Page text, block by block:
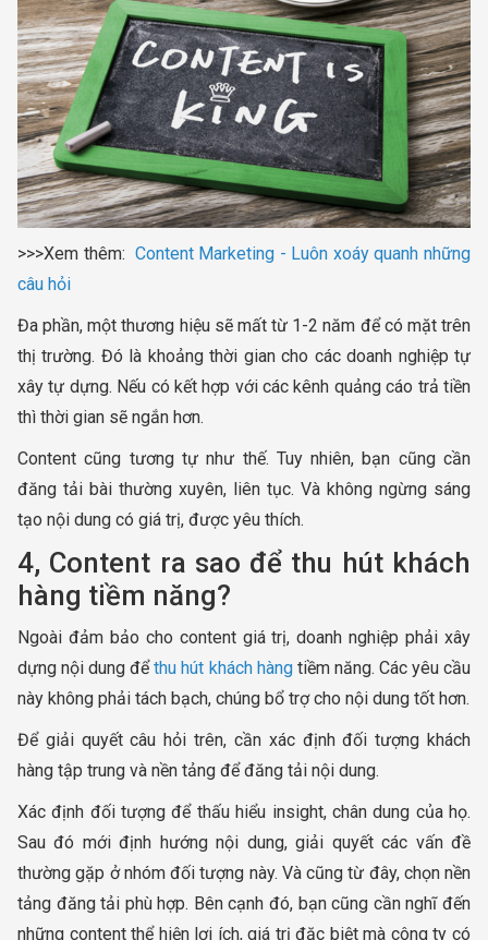
>>>Xem thêm: Content Marketing - Luôn xoáy quanh những
câu hỏi
Đa phần, một thương hiệu sẽ mất từ 1-2 năm để có mặt trên
thị trường. Đó là khoảng thời gian cho các doanh nghiệp tự
xây tự dựng. Nếu có kết hợp với các kênh quảng cáo trả tiền
thì thời gian sẽ ngắn hơn.
Content cũng tương tự như thế. Tuy nhiên, bạn cũng cần
đăng tải bài thường xuyên, liên tục. Và không ngừng sáng
tạo nội dung có giá trị, được yêu thích.
4, Content ra sao để thu hút khách
hàng tiềm năng?
Ngoài đảm bảo cho content giá trị, doanh nghiệp phải xây
dựng nội dung đểthu hút khách hàngtiềm năng. Các yêu cầu
này không phải tách bạch, chúng bổ trợ cho nội dung tốt hơn.
Để giải quyết câu hỏi trên, cần xác định đối tượng khách
hàng tập trung và nền tảng để đăng tải nội dung.
Xác định đối tượng để thấu hiểu insight, chân dung của họ.
Sau đó mới định hướng nội dung, giải quyết các vấn đề
thường gặp ở nhóm đối tượng này. Và cũng từ đây, chọn nền
tảng đăng tải phù hợp. Bên cạnh đó, bạn cũng cần nghĩ đến
những content thể hiện lợi ích, giá trị đặc biệt mà công ty có